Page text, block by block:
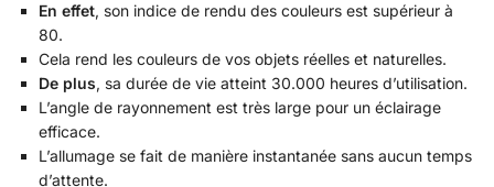
En effet, son indice de rendu des couleurs est supérieur à
80.
Cela rend les couleurs de vos objets réelles et naturelles.
De plus, sa durée de vie atteint 30.000 heures d’utilisation.
L’angle de rayonnement est très large pour un éclairage
efficace.
L’allumage se fait de manière instantanée sans aucun temps
d’attente.